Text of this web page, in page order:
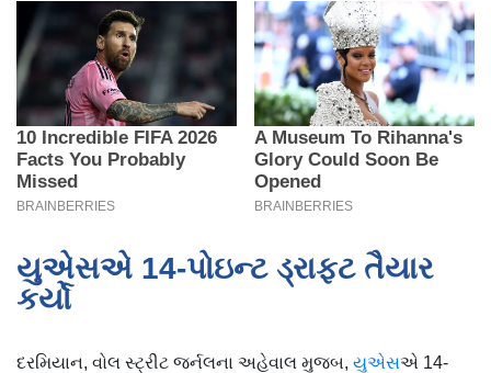
યુએસએ 14-પોઇન્ટ ડ્રાફ્ટ તૈયાર
કર્યો
દરમિયાન, વોલ સ્ટ્રીટ જર્નલના અહેવાલ મુજબ, યુએસએ 14-